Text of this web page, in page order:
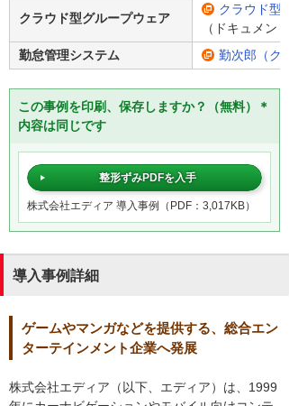
クラウド型グループウェア
クラウド型
（ドキュメン
勤怠管理システム
勤次郎（ク
この事例を印刷、保存しますか？（無料）＊
内容は同じです
整形ずみPDFを入手
株式会社エディア 導入事例（PDF：3,017KB）
導入事例詳細
ゲームやマンガなどを提供する、総合エン
ターテインメント企業へ発展
株式会社エディア（以下、エディア）は、1999